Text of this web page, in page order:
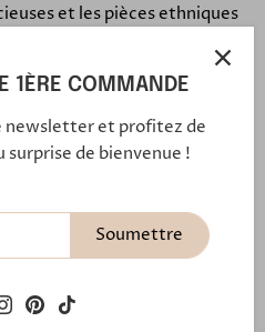
et les pièces ethniques
aimanté permet en un
votre collier.
le symbole de
de l'amour fidèle et de la
lien familial qui unit les
1ÈRE COMMANDE
newsletter et profitez de
surprise de bienvenue !
Soumettre